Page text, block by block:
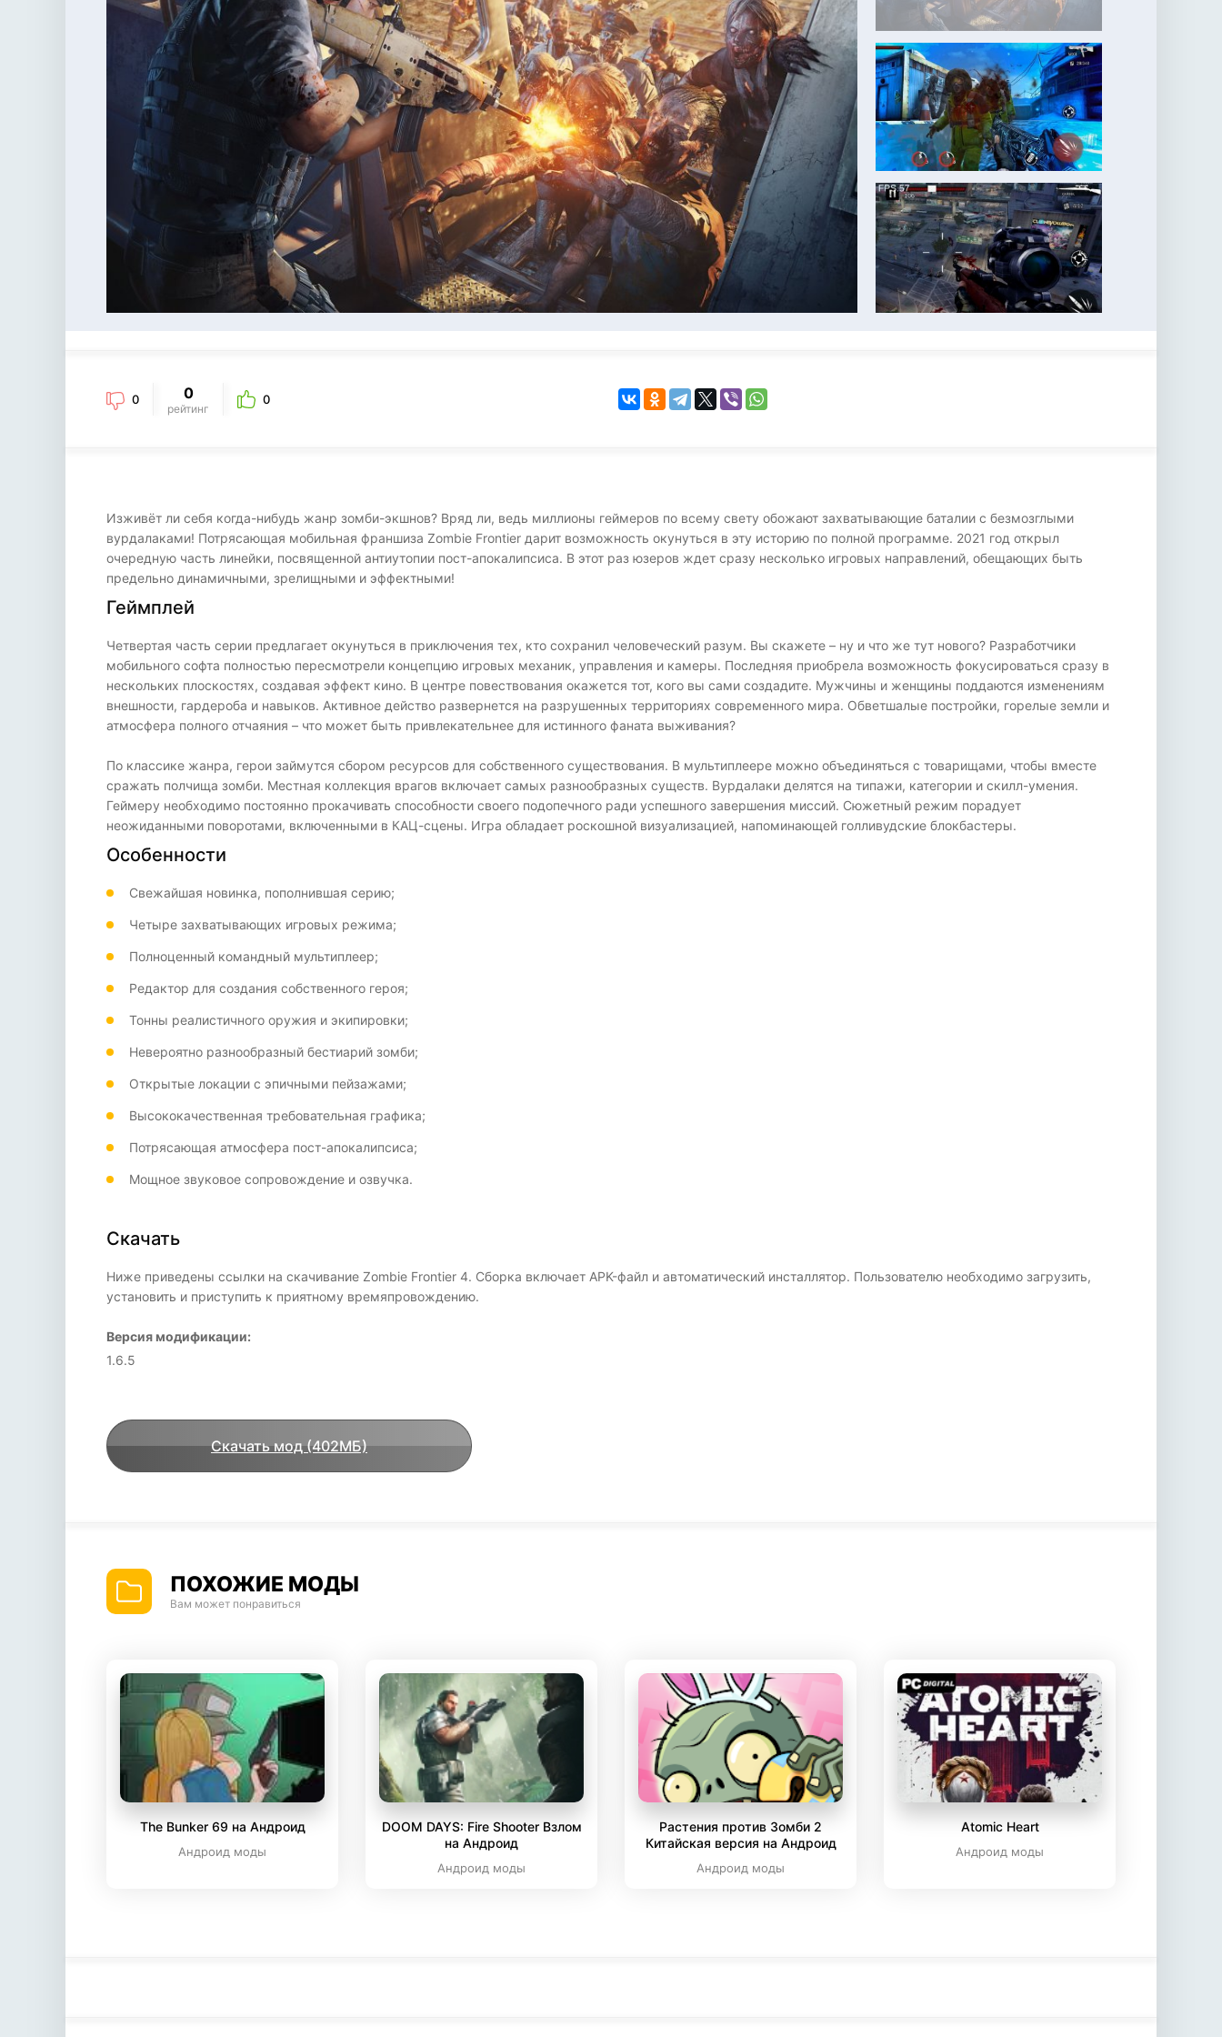
KINGDOM COME:
DELIVERANCE
бродилка
KENSHI
экшн
0 0
рейтинг
0
Изживёт ли себя когда-нибудь жанр зомби-экшнов? Вряд ли, ведь миллионы геймеров по всему свету обожают захватывающие баталии с безмозглыми
вурдалаками! Потрясающая мобильная франшиза Zombie Frontier дарит возможность окунуться в эту историю по полной программе. 2021 год открыл
очередную часть линейки, посвященной антиутопии пост-апокалипсиса. В этот раз юзеров ждет сразу несколько игровых направлений, обещающих быть
предельно динамичными, зрелищными и эффектными!
Геймплей
Четвертая часть серии предлагает окунуться в приключения тех, кто сохранил человеческий разум. Вы скажете – ну и что же тут нового? Разработчики
мобильного софта полностью пересмотрели концепцию игровых механик, управления и камеры. Последняя приобрела возможность фокусироваться сразу в
нескольких плоскостях, создавая эффект кино. В центре повествования окажется тот, кого вы сами создадите. Мужчины и женщины поддаются изменениям
внешности, гардероба и навыков. Активное действо развернется на разрушенных территориях современного мира. Обветшалые постройки, горелые земли и
атмосфера полного отчаяния – что может быть привлекательнее для истинного фаната выживания?
По классике жанра, герои займутся сбором ресурсов для собственного существования. В мультиплеере можно объединяться с товарищами, чтобы вместе
сражать полчища зомби. Местная коллекция врагов включает самых разнообразных существ. Вурдалаки делятся на типажи, категории и скилл-умения.
Геймеру необходимо постоянно прокачивать способности своего подопечного ради успешного завершения миссий. Сюжетный режим порадует
неожиданными поворотами, включенными в КАЦ-сцены. Игра обладает роскошной визуализацией, напоминающей голливудские блокбастеры.
Особенности
Свежайшая новинка, пополнившая серию;
Четыре захватывающих игровых режима;
Полноценный командный мультиплеер;
Редактор для создания собственного героя;
Тонны реалистичного оружия и экипировки;
Невероятно разнообразный бестиарий зомби;
Открытые локации с эпичными пейзажами;
Высококачественная требовательная графика;
Потрясающая атмосфера пост-апокалипсиса;
Мощное звуковое сопровождение и озвучка.
Скачать
Ниже приведены ссылки на скачивание Zombie Frontier 4. Сборка включает APK-файл и автоматический инсталлятор. Пользователю необходимо загрузить,
установить и приступить к приятному времяпровождению.
Версия модификации:
1.6.5
Скачать мод (402МБ)
ПОХОЖИЕ МОДЫ
Вам может понравиться
The Bunker 69 на Андроид
Андроид моды
DOOM DAYS: Fire Shooter Взлом
на Андроид
Андроид моды
Растения против Зомби 2
Китайская версия на Андроид
Андроид моды
Atomic Heart
Андроид моды